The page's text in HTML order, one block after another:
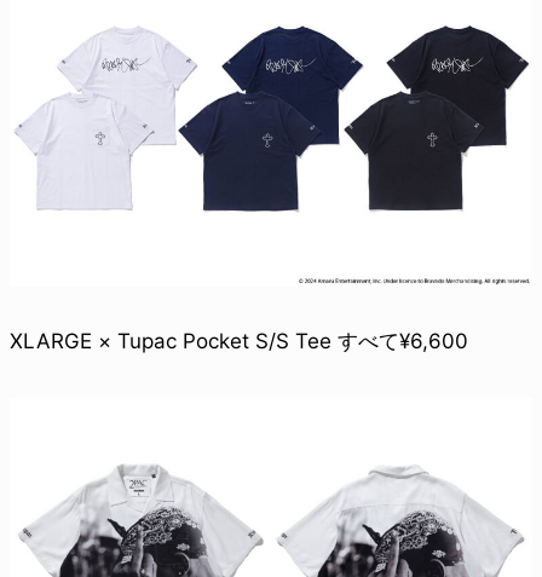
XLARGE × Tupac Pocket S/S Tee すべて¥6,600